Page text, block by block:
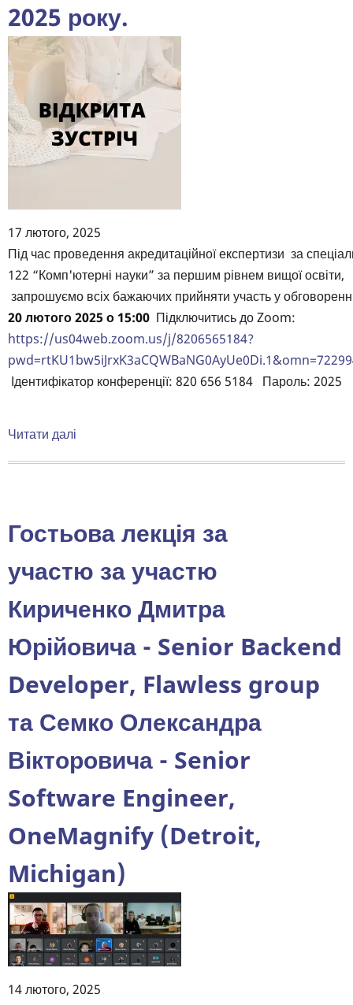
2025 року.
17 лютого, 2025
Body
Під час проведення акредитаційної експертизи за
122 “Комп'ютерні науки” за першим рівнем вищої освіти,
запрошуємо всіх бажаючих прийняти участь у
20 лютого 2025о 15:00 Підключитись до Zoom:
https://us04web.zoom.us/j/8206565184?
Ідентифікатор конференції: 820 656 5184 Пароль: 2025
Читати далі
участь
обговоренні
у
відеоконференції
лютого
року.
Гостьова лекція за
участю за участю
Кириченко Дмитра
Юрійовича - Senior Backend
Developer, Flawless group
та Семко Олександра
Вікторовича - Senior
Software Engineer,
OneMagnify (Detroit,
Michigan)
14 лютого, 2025